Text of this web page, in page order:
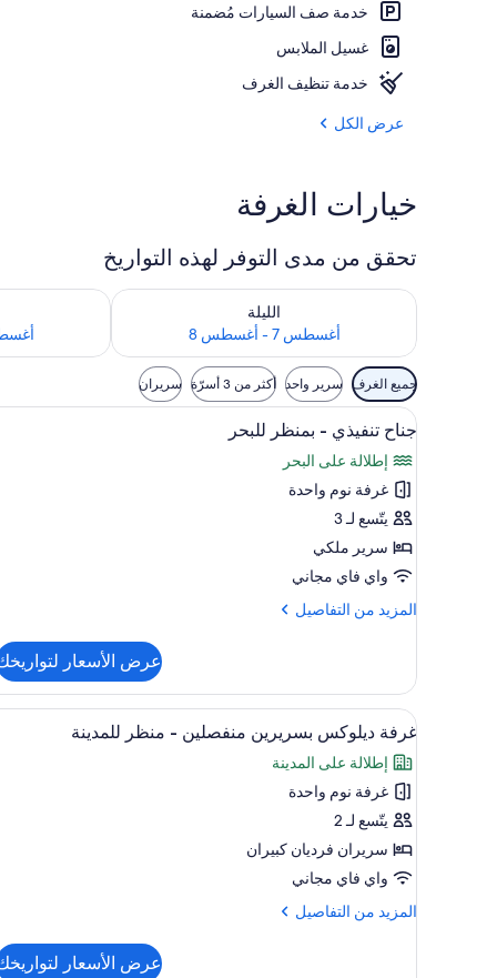
خدمة صف السيارات مُضمنة
غسيل الملابس
خدمة تنظيف الغرف
عرض الكل
خيارات الغرفة
تحقق من مدى التوفر لهذه التواريخ
الليلة
أغسطس 7 - أغسطس 8
تحقق من مدى التوفر لليلة للفترة أغسطس 7 - أغسطس 8
أغسطس 8 -
تحقق من مدى
عوامل
التصفية
المتاحة
للغرف
جميع الغرف سرير واحد أكثر من 3 أسرّة سريران
استعراض
جميع
صور
جناح
تنفيذي
-
بمنظر
للبحر
خزنة داخل الغرفة وستائر تعتيم
10
جناح تنفيذي - بمنظر للبحر
إطلالة على البحر
غرفة نوم واحدة
يتّسع لـ 3
سرير ملكي
واي فاي مجاني
المزيد من التفاصيل
المزيد
جناح
تنفيذي
-
بمنظر
للبحر
عرض الأسعار
استعراض
جميع
صور
غرفة
ديلوكس
بسريرين
منفصلين
-
منظر
خزنة داخل الغرفة وستائر تعتيم
3
غرفة ديلوكس بسريرين منفصلين - منظر للمدينة
إطلالة على المدينة
غرفة نوم واحدة
يتّسع لـ 2
سريران فرديان كبيران
واي فاي مجاني
المزيد من التفاصيل
المزيد
عرض الأسعار